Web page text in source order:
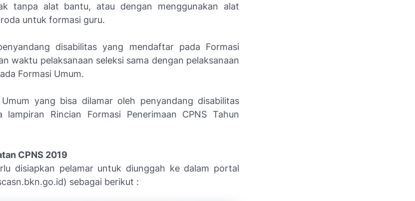
tanpa alat bantu, atau dengan menggunakan alat
untuk formasi guru.
disabilitas yang mendaftar pada Formasi
waktu pelaksanaan seleksi sama dengan pelaksanaan
Formasi Umum.
yang bisa dilamar oleh penyandang disabilitas
lampiran Rincian Formasi Penerimaan CPNS Tahun
CPNS 2019
disiapkan pelamar untuk diunggah ke dalam portal
sebagai berikut :